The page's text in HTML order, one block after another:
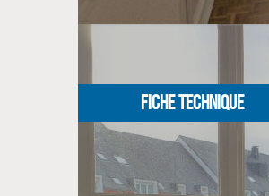
DPE et Diagnostics en cours.
FICHE TECHNIQUE